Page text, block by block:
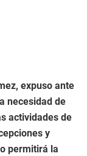
expuso ante
necesidad de
actividades de
y
permitirá la